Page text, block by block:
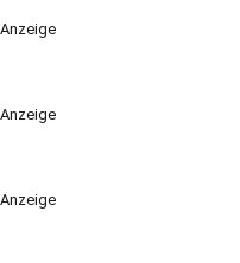
Anzeige
Anzeige
Anzeige